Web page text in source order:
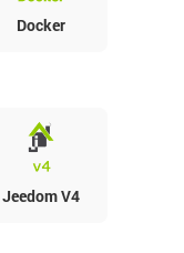
Docker
Jeedom V4